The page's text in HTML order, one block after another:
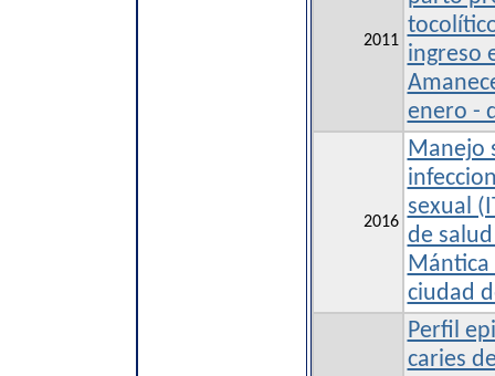
2011
ingreso
enero -
2016
Manejo
sexual
de
Mántica
ciudad
Perfil
caries